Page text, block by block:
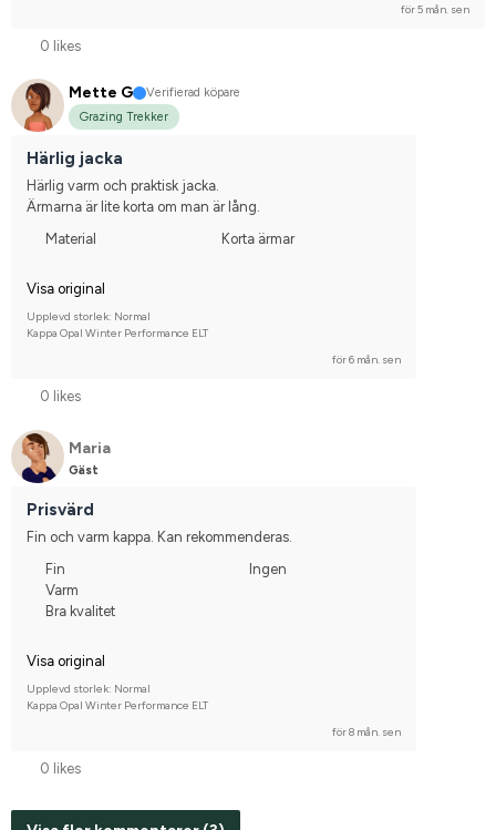
för 5 mån. sen
0 likes
Mette G
Verifierad köpare
Grazing Trekker
Härlig jacka
Härlig varm och praktisk jacka.
Ärmarna är lite korta om man är lång.
Material
Korta ärmar
Visa original
Upplevd storlek: Normal
Kappa Opal Winter Performance ELT
för 6 mån. sen
0 likes
Maria
Gäst
Prisvärd
Fin och varm kappa. Kan rekommenderas.
Fin
Varm
Bra kvalitet
Ingen
Visa original
Upplevd storlek: Normal
Kappa Opal Winter Performance ELT
för 8 mån. sen
0 likes